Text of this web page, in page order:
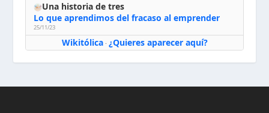
Una historia de tres
Lo que aprendimos del fracaso al emprender
25/11/23
Wikitólica· ¿Quieres aparecer aquí?